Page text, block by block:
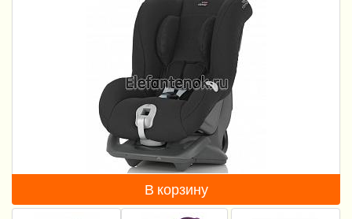
Мебель и аксессуары
Постельные принадлежности
В корзину